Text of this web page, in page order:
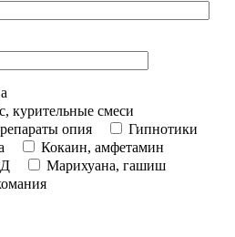
курительные смеси
опия
Гипнотики
Кокаин, амфетамин
Марихуана, гашиш